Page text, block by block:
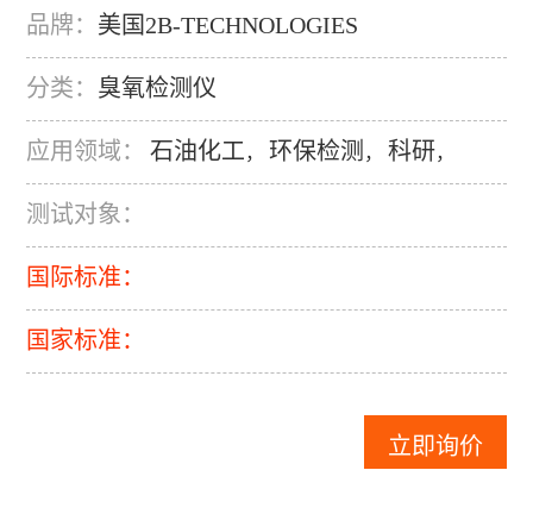
品牌： 美国2B-TECHNOLOGIES
分类： 臭氧检测仪
应用领域： 石油化工，环保检测 ，科研，
测试对象：
国际标准：
国家标准：
立即询价